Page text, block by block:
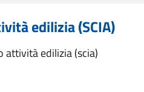
edilizia (SCIA)
attività edilizia (scia)